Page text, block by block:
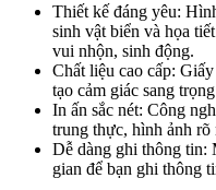
Thiết kế đáng yêu:
sinh vật biển và họa
vui nhộn, sinh động.
Chất liệu cao cấp:
tạo cảm giác sang
In ấn sắc nét: Công
trung thực, hình ảnh rõ
Dễ dàng ghi thông tin:
gian để bạn ghi thông